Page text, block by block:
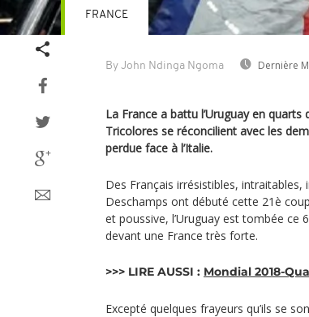
By John Ndinga Ngoma Dernière
FRANCE
La France a battu l’Uruguay en
Tricolores se réconcilient avec les
perdue face à l’Italie.
Des Français irrésistibles,
Deschamps ont débuté cette 21è
et poussive, l’Uruguay est tombée ce
devant une France très forte.
>>> LIRE AUSSI : Mondial 2018-
Excepté quelques frayeurs qu’ils se